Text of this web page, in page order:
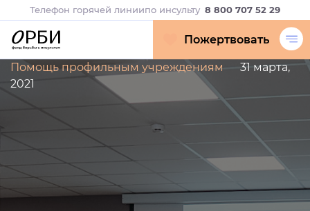
Телефон горячей линиипо инсульту 8 800 707 52 29
Пожертвовать
Помощь профильным учреждениям
31 марта,
2021